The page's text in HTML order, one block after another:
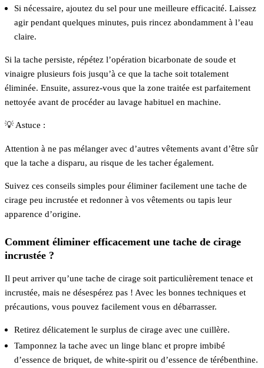
Si nécessaire, ajoutez du sel pour une meilleure efficacité. Laissez
agir pendant quelques minutes, puis rincez abondamment à l’eau
claire.
Si la tache persiste, répétez l’opération bicarbonate de soude et
vinaigre plusieurs fois jusqu’à ce que la tache soit totalement
éliminée. Ensuite, assurez-vous que la zone traitée est parfaitement
nettoyée avant de procéder au lavage habituel en machine.
💡 Astuce :
Attention à ne pas mélanger avec d’autres vêtements avant d’être sûr
que la tache a disparu, au risque de les tacher également.
Suivez ces conseils simples pour éliminer facilement une tache de
cirage peu incrustée et redonner à vos vêtements ou tapis leur
apparence d’origine.
Comment éliminer efficacement une tache de cirage
incrustée ?
Il peut arriver qu’une tache de cirage soit particulièrement tenace et
incrustée, mais ne désespérez pas ! Avec les bonnes techniques et
précautions, vous pouvez facilement vous en débarrasser.
Retirez délicatement le surplus de cirage avec une cuillère.
Tamponnez la tache avec un linge blanc et propre imbibé
d’essence de briquet, de white-spirit ou d’essence de térébenthine.